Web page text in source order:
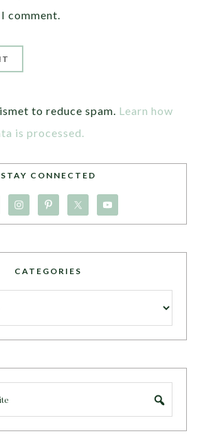
comment.
to reduce spam. Learn how
is processed.
STAY CONNECTED
CATEGORIES